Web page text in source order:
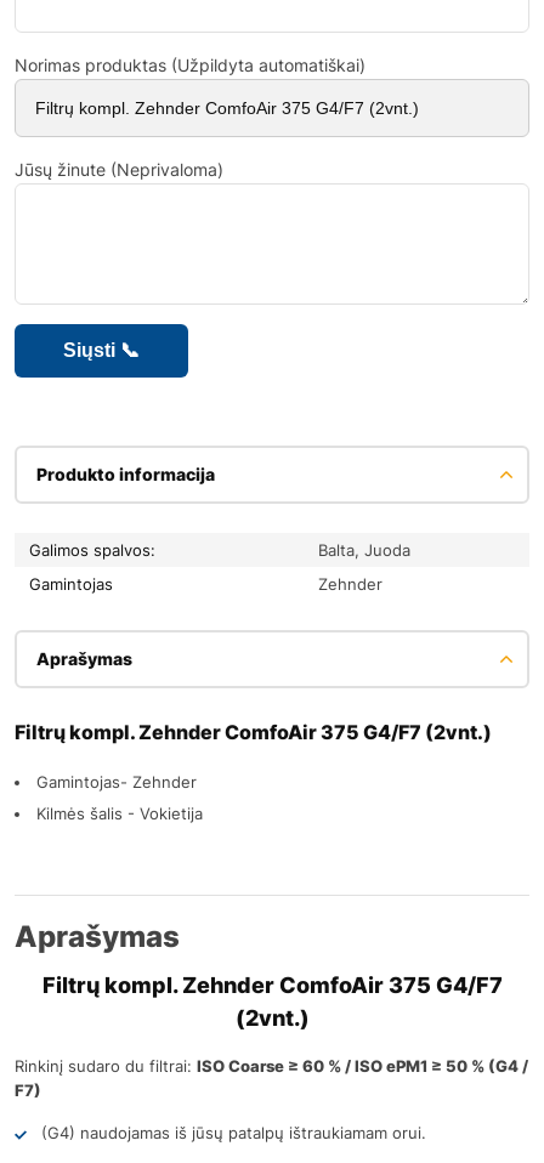
Norimas produktas (Užpildyta automatiškai)
Jūsų žinute (Neprivaloma)
Produkto informacija
Galimos spalvos:
Balta, Juoda
Gamintojas
Zehnder
Aprašymas
Filtrų kompl. Zehnder ComfoAir 375 G4/F7 (2vnt.)
Gamintojas- Zehnder
Kilmės šalis - Vokietija
Aprašymas
Filtrų kompl. Zehnder ComfoAir 375 G4/F7
(2vnt.)
Rinkinį sudaro du filtrai: ISO Coarse ≥ 60 % / ISO ePM1 ≥ 50 % (G4 /
F7)
(G4) naudojamas iš jūsų patalpų ištraukiamam orui.